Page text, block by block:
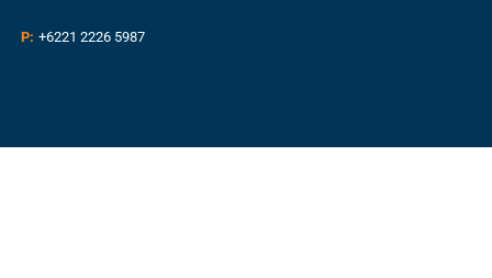
P: +6221 2226 5987